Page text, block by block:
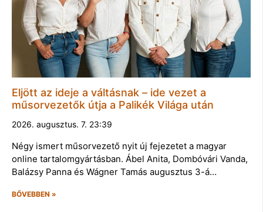
Eljött az ideje a váltásnak – ide vezet a
műsorvezetők útja a Palikék Világa után
2026. augusztus. 7. 23:39
Négy ismert műsorvezető nyit új fejezetet a magyar
online tartalomgyártásban. Ábel Anita, Dombóvári Vanda,
Balázsy Panna és Wágner Tamás augusztus 3-á…
BŐVEBBEN »